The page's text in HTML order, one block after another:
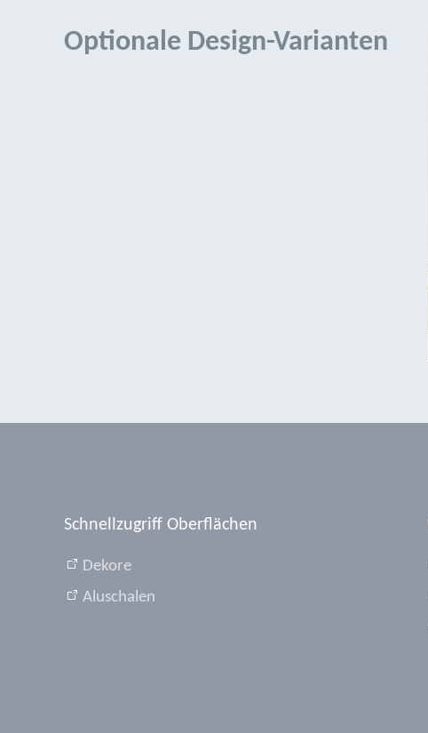
Optionale Design-Varianten
Schnellzugriff Oberflächen
Dekore
Aluschalen